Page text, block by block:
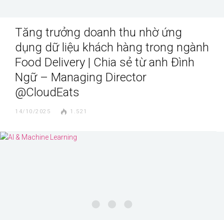
Tăng trưởng doanh thu nhờ ứng
dụng dữ liệu khách hàng trong ngành
Food Delivery | Chia sẻ từ anh Đình
Ngữ – Managing Director
@CloudEats
14/10/2025 1.521